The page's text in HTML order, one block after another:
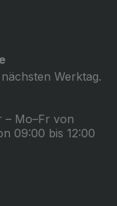
Werktag.
– Mo–Fr von
09:00 bis 12:00